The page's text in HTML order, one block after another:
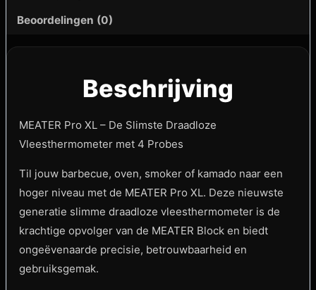
Beoordelingen (0)
Beschrijving
MEATER Pro XL – De Slimste Draadloze
Vleesthermometer met 4 Probes
Til jouw barbecue, oven, smoker of kamado naar een
hoger niveau met de MEATER Pro XL. Deze nieuwste
generatie slimme draadloze vleesthermometer is de
krachtige opvolger van de MEATER Block en biedt
ongeëvenaarde precisie, betrouwbaarheid en
gebruiksgemak.